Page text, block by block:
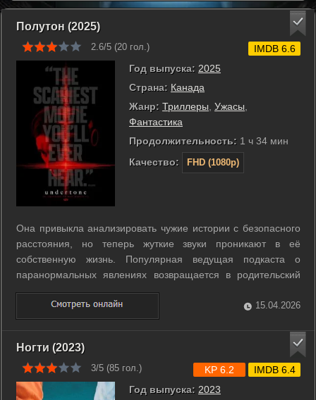
Полутон (2025)
2.6/5 (20 гол.)
Год выпуска: 2025
Страна: Канада
Жанр: Триллеры Ужасы
Фантастика
Продолжительность: 1 ч 34 мин
Качество:
FHD (1080p)
IMDB 6.6
Она привыкла анализировать чужие истории с безопасного
расстояния, но теперь жуткие звуки проникают в её
собственную жизнь. Популярная ведущая подкаста о
паранормальных явлениях возвращается в родительский
дом, чтобы ухаживать за умирающей матерью. В этот
момент на её почту приходят десять аудиодневников
неизвестного происхождения. Молодая пара в ...
15.04.2026
Ногти (2023)
3/5 (85 гол.)
Год выпуска: 2023
KP 6.2 IMDB 6.4